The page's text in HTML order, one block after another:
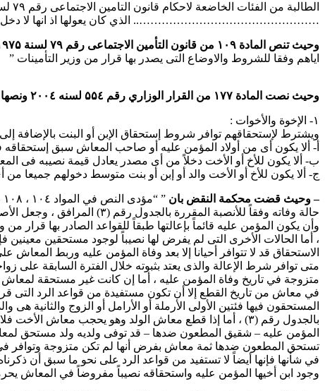
………………………………………….. الذي كان يعولها اذ انها لا دخل
وحيث تنص المادة ۱۰۹ من قانون التأمين الاجتماعى رقم ۷۹ لسنة ۱۹۷۵ على انة
اياهم وفقا للشروط والاوضاع التى يصدر بها قرار من وزير التأمينات ”
وحيث نصت المادة ۱۷۷ من القرار الوزاري رقم ۵۵٤ لسنه ۲۰۰٤ ونصها : –
۱- الإخوة والأخوات :
ويشترط لإستحقاقهم توافر شروط إستحقاق الإبن أو البنت بالإضافة
‌أ- ألا يكون أى من أولاد المؤمن عليه أو صاحب المعاش سبق
‌ب- ألا يكون للأخ أو الأخت دخلاً من أى مصدر يعادل قيمة نصيبه فى
‌ج- ألا يكون للأخ أو الأخت والد أو إبن أو بنت متوسط دخولهم جميعا
– وحيث قضت محكمة النقض بان
حالة وفاته وفقاً للأنصبة
، أما الحالات الأخرى التى لم يفرض لها نصيباً لوجود مستحقين
متزوجة في تاريخ وفاة المؤمن عليه ، أما إن كانت غير مستحقة
المستحقون فيها فئتين الأولى الأرملة أو الأرامل أو الزوج
بالجدول رقم (۳) ، أما إذا قطع معاش الولد وهو يحجب
تستحق المطعون ضدها ثمة معاش بفرض أنها لم تكن متزوجة وتوافر في
في شأنها فإنها أيضاً لا تستفيد من قواعد الرد على نحو ما سبق أن
وجود ابن أخيها المؤمن عليه واستحقاقه نصيباً مفروضاً في المعاش